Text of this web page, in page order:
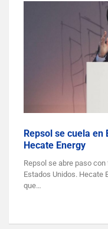
Repsol se cuela en
Hecate Energy
Repsol se abre paso
Estados Unidos. Hecate
que…